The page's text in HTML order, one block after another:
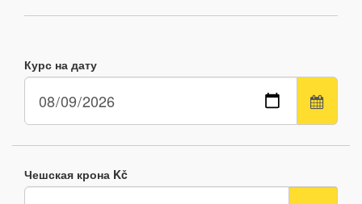
Курс на дату
Чешская крона Kč